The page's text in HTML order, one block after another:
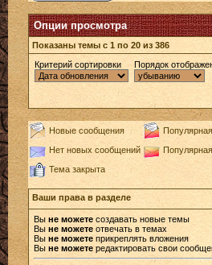
Опции просмотра
Показаны темы с 1 по 20 из 386
Критерий сортировки
Порядок
Новые сообщения
Нет новых сообщений
Тема закрыта
Ваши права в разделе
Вы не можете создавать новые темы
Выне можете отвечать в темах
Выне можете прикреплять вложения
Вы не можетередактировать свои